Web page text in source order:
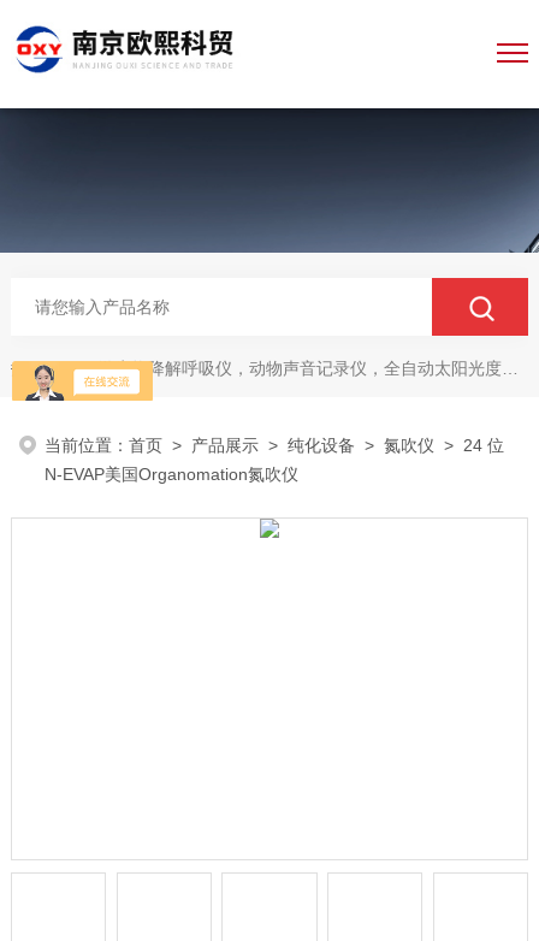
热门关键词：微生物降解呼吸仪，动物声音记录仪，全自动太阳光度计，牛奶分析仪，牛奶体细胞测定仪，质构仪，高胶强度测定仪
当前位置：首页 > 产品展示 >纯化设备 >氮吹仪 > 24 位
N-EVAP美国Organomation氮吹仪